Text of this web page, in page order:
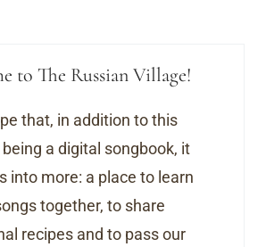
to The Russian Village!
that, in addition to this
a digital songbook, it
into more: a place to learn
together, to share
recipes and to pass our